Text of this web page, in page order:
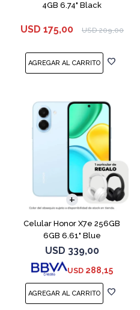
4GB 6.74" Black
USD 175,00 USD 209,00
Celular Honor X7e 256GB
6GB 6.61" Blue
USD 339,00
USD 288,15
COMPARAR